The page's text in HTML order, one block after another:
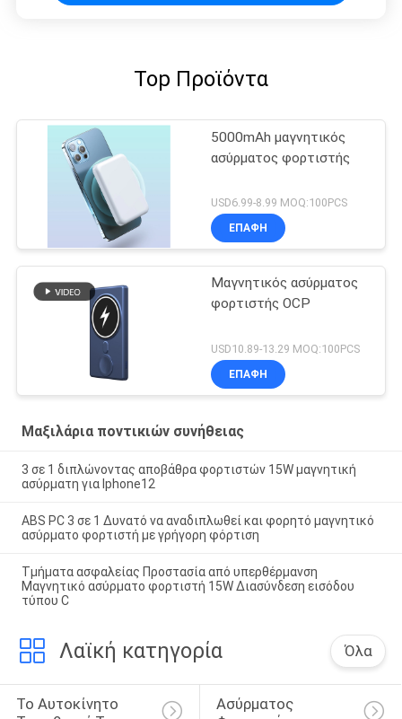
Top Προϊόντα
5000mAh μαγνητικός
ασύρματος φορτιστής
USD6.99-8.99 MOQ:100PCS
ΕΠΑΦΉ
Μαγνητικός ασύρματος
φορτιστής OCP
USD10.89-13.29 MOQ:100PCS
ΕΠΑΦΉ
Μαξιλάρια ποντικιών συνήθειας
3 σε 1 διπλώνοντας αποβάθρα φορτιστών 15W μαγνητική
ασύρματη για Iphone12
ABS PC 3 σε 1 Δυνατό να αναδιπλωθεί και φορητό μαγνητικό
ασύρματο φορτιστή με γρήγορη φόρτιση
Τμήματα ασφαλείας Προστασία από υπερθέρμανση
Μαγνητικό ασύρματο φορτιστή 15W Διασύνδεση εισόδου
τύπου C
Λαϊκή κατηγορία Όλα
Το Αυτοκίνητο
Ασύρματος